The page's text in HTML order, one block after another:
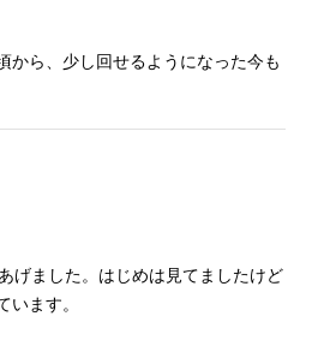
から、少し回せるようになった今も
げました。はじめは見てましたけど
ます。